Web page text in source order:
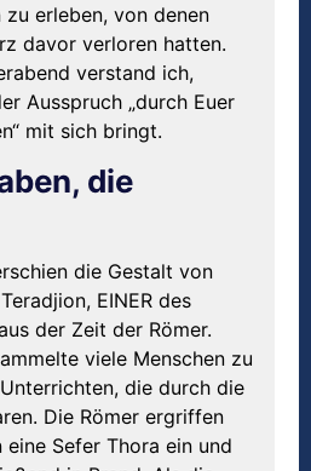
erleben, von denen
davor verloren hatten.
verstand ich,
Ausspruch „durch Euer
mit sich bringt.
die
die Gestalt von
EINER des
der Zeit der Römer.
viele Menschen zu
die durch die
Die Römer ergriffen
Sefer Thora ein und